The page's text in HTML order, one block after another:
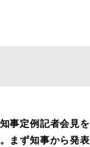
事定例記者会見
まず知事から発